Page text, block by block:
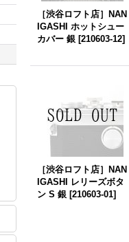
［渋谷ロフト店］NAN
IGASHI ホットシュー
カバー 銀 [210603-12]
［渋谷ロフト店］NAN
IGASHI レリーズボタ
ン S 銀 [210603-01]